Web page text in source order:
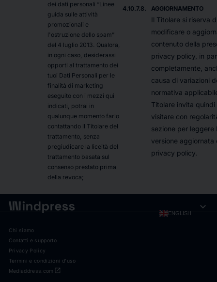
dei dati personali “Linee
guida sulle attività
promozionali e
l'ostruzione dello spam”
del 4 luglio 2013. Qualora,
in ogni caso, desiderassi
opporti al trattamento dei
tuoi Dati Personali per le
finalità di marketing
eseguito con i mezzi qui
indicati, potrai in
qualunque momento farlo
contattando il Titolare del
trattamento, senza
pregiudicare la liceità del
trattamento basata sul
consenso prestato prima
della revoca;
AGGIORNAMENTO
Il Titolare si riserva
modificare o
contenuto della
privacy policy, in
completamente,
causa di variazioni
normativa
Titolare invita quindi
visitare con
sezione per leggere
versione aggiornata
privacy policy.
ENGLISH expand_more
Chi siamo
Contatti e supporto
Privacy Policy
Termini e condizioni d'uso
open_in_new
Mediaddress.com